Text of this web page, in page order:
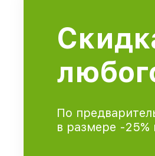
По
в размере -25%